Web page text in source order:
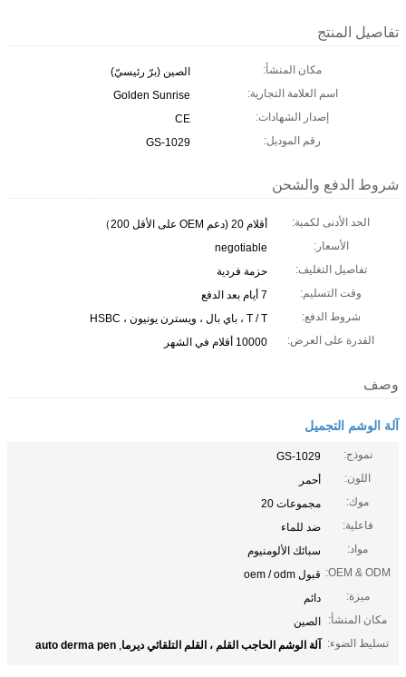
تفاصيل المنتج
مكان المنشأ:
الصين (برّ رئيسيّ)
اسم العلامة التجارية:
Golden Sunrise
إصدار الشهادات:
CE
رقم الموديل:
GS-1029
شروط الدفع والشحن
الحد الأدنى لكمية:
أقلام 20 (دعم OEM على الأقل 200）
الأسعار:
negotiable
تفاصيل التغليف:
حزمة فردية
وقت التسليم:
7 أيام بعد الدفع
شروط الدفع:
T / T ، باي بال ، ويسترن يونيون ، HSBC
القدرة على العرض:
10000 أقلام في الشهر
وصف
آلة الوشم التجميل
نموذج:
GS-1029
اللون:
أحمر
موك:
مجموعات 20
فاعلية:
ضد للماء
مواد:
سبائك الألومنيوم
OEM & ODM:
قبول oem / odm
ميزة:
دائم
مكان المنشأ:
الصين
تسليط الضوء: آلة الوشم الحاجب القلم ، القلم التلقائي ديرما,
auto derma pen